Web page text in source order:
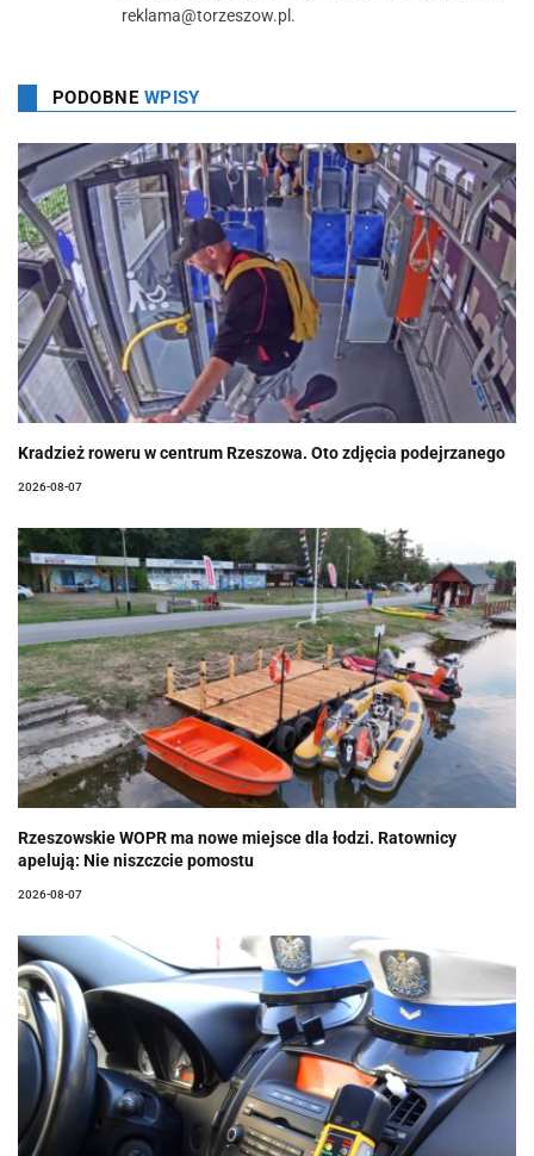
reklama@torzeszow.pl.
PODOBNE WPISY
Kradzież roweru w centrum Rzeszowa. Oto zdjęcia podejrzanego
2026-08-07
Rzeszowskie WOPR ma nowe miejsce dla łodzi. Ratownicy
apelują: Nie niszczcie pomostu
2026-08-07